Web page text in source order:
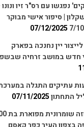
נפגשו עם רס"ר זיו
| סיפור אישי מבוקר
07/12/2025
יין נחנכה בפארק
חדש במושב זרחיה
עתיקים התגלה
התחתון07/11/2025
שרידי